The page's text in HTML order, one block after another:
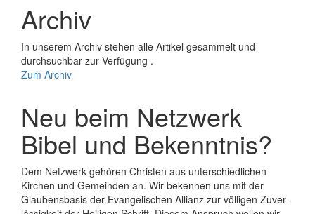
Archiv
In unserem Archiv stehen alle Artikel gesammelt und
durchsuchbar zur Verfügung .
Zum Archiv
Neu beim Netzwerk
Bibel und Bekenntnis?
Dem Netzwerk gehören Christen aus unterschiedlichen
Kirchen und Gemeinden an. Wir bekennen uns mit der
Glaubens­basis der Evange­lischen Allianz zur völligen Zuver­